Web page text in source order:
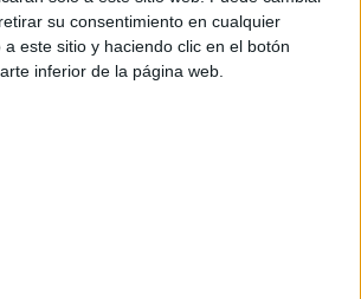
su consentimiento en cualquier
este sitio y haciendo clic en el botón
inferior de la página web.